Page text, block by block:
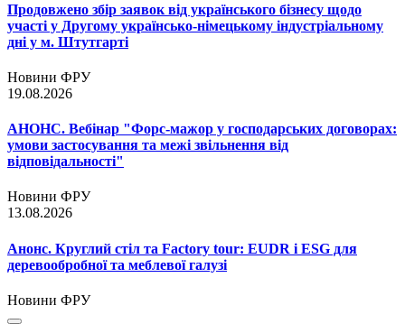
Продовжено збір заявок від українського бізнесу щодо
участі у Другому українсько-німецькому індустріальному
дні у м. Штутгарті
Новини ФРУ
19.08.2026
АНОНС. Вебінар "Форс-мажор у господарських договорах:
умови застосування та межі звільнення від
відповідальності"
Новини ФРУ
13.08.2026
Анонс. Круглий стіл та Factory tour: EUDR і ESG для
деревообробної та меблевої галузі
Новини ФРУ